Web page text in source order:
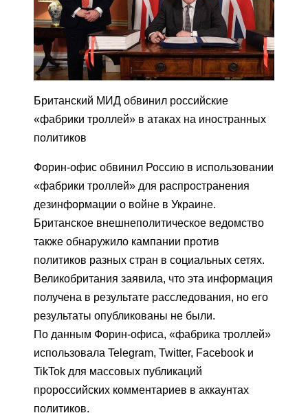
Британский МИД обвинил российские
«фабрики троллей» в атаках на иностранных
политиков
Форин-офис обвинил Россию в использовании
«фабрики троллей» для распространения
дезинформации о войне в Украине.
Британское внешнеполитическое ведомство
также обнаружило кампании против
политиков разных стран в социальных сетях.
Великобритания заявила, что эта информация
получена в результате расследования, но его
результаты опубликованы не были.
По данным Форин-офиса, «фабрика троллей»
использовала Telegram, Twitter, Facebook и
TikTok для массовых публикаций
пророссийских комментариев в аккаунтах
политиков.